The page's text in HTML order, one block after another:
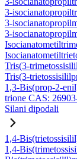
3-
3-
3-
Tris(3-
Tris(3-
1,3-Bis(prop-2-
trione CAS:
Silani dipodali
1,4-
1,4-